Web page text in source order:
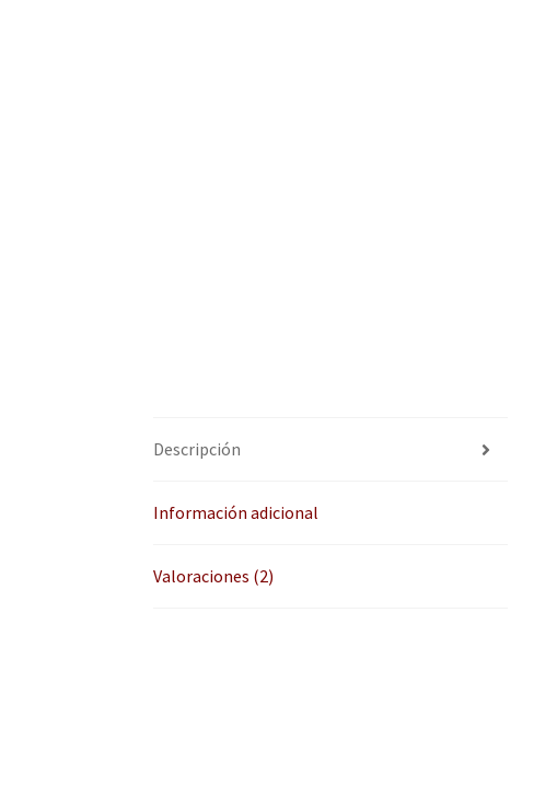
Descripción
Información adicional
Valoraciones (2)